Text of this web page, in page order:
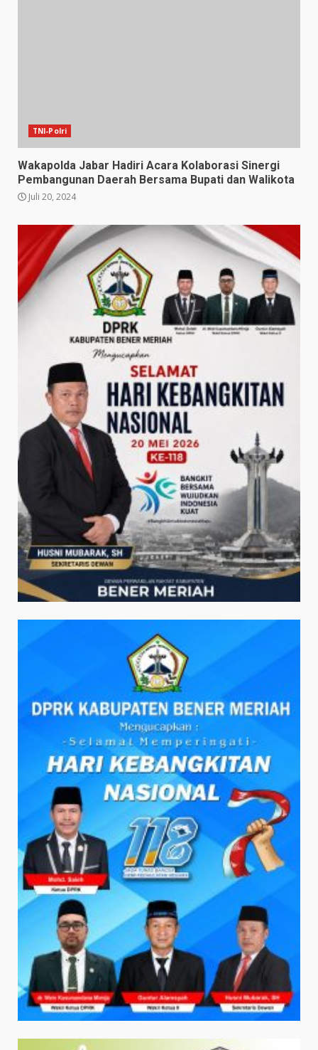
TNI-Polri
Wakapolda Jabar Hadiri Acara Kolaborasi Sinergi
Pembangunan Daerah Bersama Bupati dan Walikota
Juli 20, 2024